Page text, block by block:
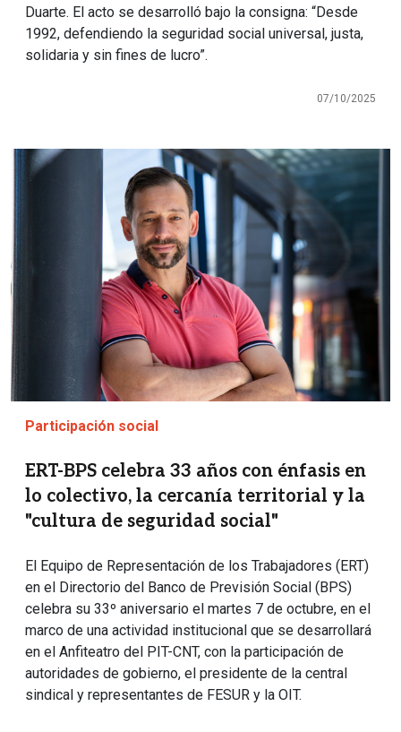
Duarte. El acto se desarrolló bajo la consigna: “Desde
1992, defendiendo la seguridad social universal, justa,
solidaria y sin fines de lucro”.
07/10/2025
Imagen
Participación social
ERT-BPS celebra 33 años con énfasis en
lo colectivo, la cercanía territorial y la
"cultura de seguridad social"
El Equipo de Representación de los Trabajadores (ERT)
en el Directorio del Banco de Previsión Social (BPS)
celebra su 33º aniversario el martes 7 de octubre, en el
marco de una actividad institucional que se desarrollará
en el Anfiteatro del PIT-CNT, con la participación de
autoridades de gobierno, el presidente de la central
sindical y representantes de FESUR y la OIT.